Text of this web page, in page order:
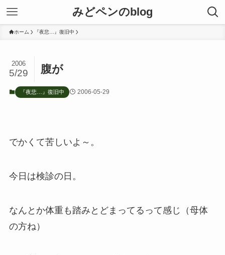
みどペンのblog
ホーム 『夜悲…』復旧中
腹が
2006
5/29
『夜悲…』復旧中 2006-05-29
でかくて苦しいよ～。
今日は検診の日。
なんとか体重も踏みとどまってるって感じ（母体
の方ね）